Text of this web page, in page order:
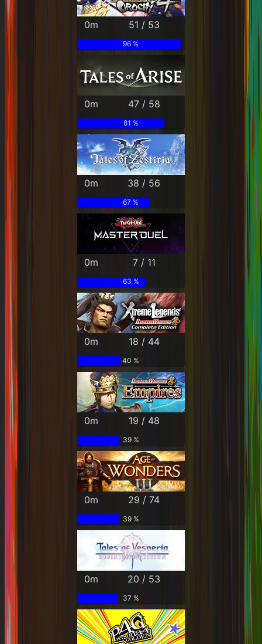
0m 51 / 53
96 %
0m 47 / 58
81 %
0m 38 / 56
67 %
0m 7 / 11
63 %
0m 18 / 44
40 %
0m 19 / 48
39 %
0m 29 / 74
39 %
0m 20 / 53
37 %